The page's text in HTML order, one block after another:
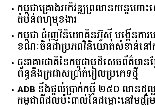
កម្ពុជា​គ្រោង​អភិវឌ្ឍ​ព្រលានយន្តហោ
តំបន់​ពហុ​មុខងារ​
កម្ពុជា​ ​ជំរុញ​វិនិយោគិន​អ៊ូស៊ី ​បង្កើន​ការ​
ខណៈ​ចិន​ជា​ប្រភព​វិនិយោគ​សំខាន់​នៅ​ក
ធនាគារ​ជាតិ​នៃ​កម្ពុជា​បដិសេធ​ព័ត៌មាន​ក្
ព័ន្ធ​នឹង​ក្រដាស​ប្រាក់​រៀល​ប្រភេទ​ថ្មី​
ADB​ ​នឹង​ផ្តល់​ប្រាក់​កម្ចី ​២៥០​ ​លាន​ដុល្លា
កម្ពុជា​ពី​ផលប៉ះពាល់​នៃ​ជម្លោះ​នៅ​មជ្ឈិ